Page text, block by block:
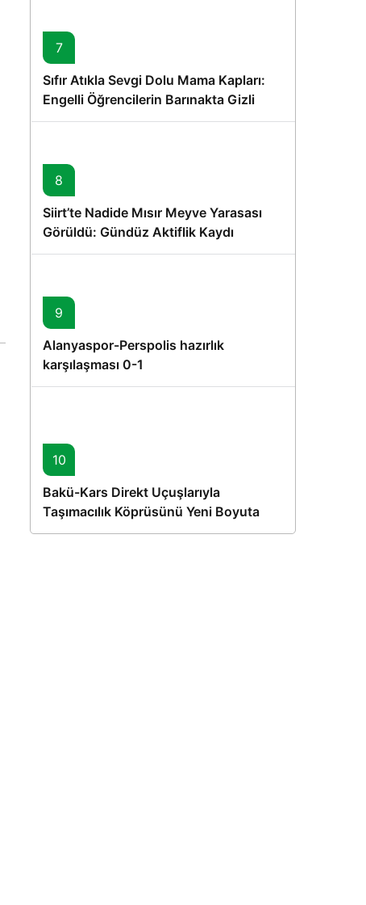
7
Sıfır Atıkla Sevgi Dolu Mama Kapları:
Engelli Öğrencilerin Barınakta Gizli
Dostları İçin Gönüllü Proje
8
Siirt’te Nadide Mısır Meyve Yarasası
Görüldü: Gündüz Aktiflik Kaydı
9
Alanyaspor-Perspolis hazırlık
karşılaşması 0-1
10
Bakü-Kars Direkt Uçuşlarıyla
Taşımacılık Köprüsünü Yeni Boyuta
Taşıyan İlk Yolcu Uçağı Hareket Etti